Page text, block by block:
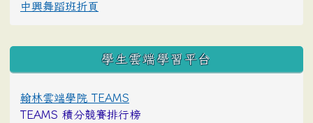
中興舞蹈班折頁
學生雲端學習平台
翰林雲端學院 TEAMS
TEAMS 積分競賽排行榜